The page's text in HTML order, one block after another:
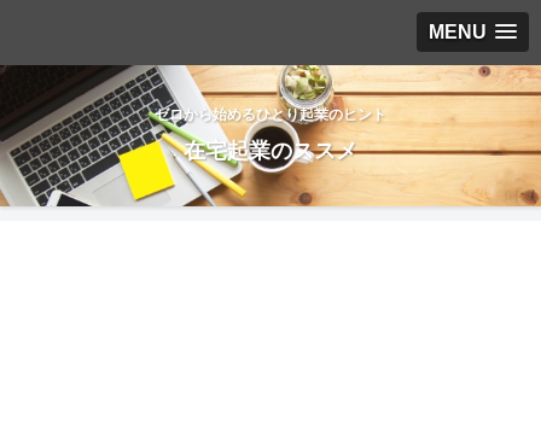
MENU
ゼロから始めるひとり起業のヒント
在宅起業のススメ